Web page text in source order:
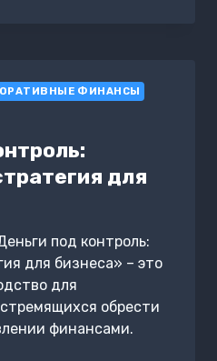
ФИНАНСЫ
для
под контроль:
для бизнеса» – это
для
обрести
финансами.